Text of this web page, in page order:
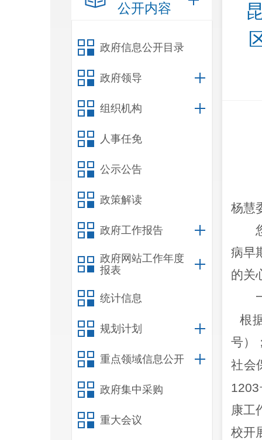
公开内容
政府信息公开目录
政府领导
组织机构
人事任免
公示公告
政策解读
政府工作报告
政府网站工作年度
报表
统计信息
规划计划
重点领域信息公开
政府集中采购
重大会议
杨慧
病早
的关
根
号）
社会
1203
康工
校开